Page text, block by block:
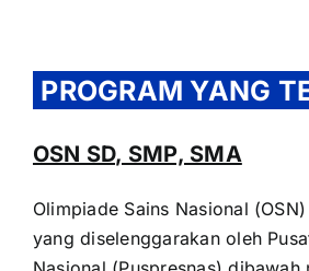
CONTACT US
PROGRAM YANG
OSN SD, SMP, SMA
Olimpiade Sains Nasional
yang diselenggarakan oleh